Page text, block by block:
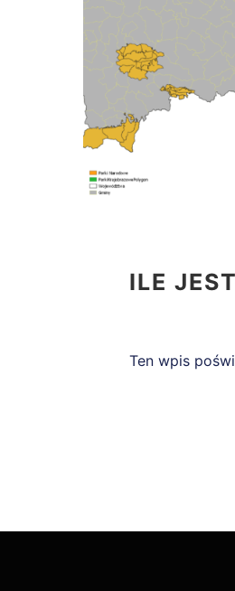
ILE
Ten wpis